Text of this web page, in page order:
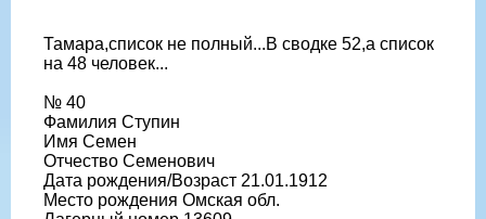
Тамара,список не полный...В сводке 52,а список
на 48 человек...
№ 40
Фамилия Ступин
Имя Семен
Отчество Семенович
Дата рождения/Возраст 21.01.1912
Место рождения Омская обл.